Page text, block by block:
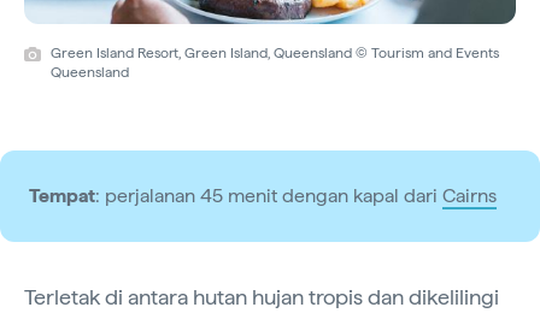
Green Island Resort, Green Island, Queensland © Tourism and Events
Queensland
Tempat: perjalanan 45 menit dengan kapal dari Cairns
Terletak di antara hutan hujan tropis dan dikelilingi